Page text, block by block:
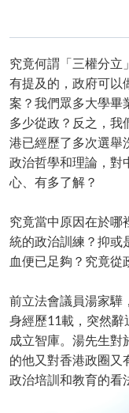
究竟何謂「三權分立
有提及的，政府可以
案？我們眾多大學畢
多少從政？反之，我
港已經歷了多次選舉
政治哲學和理論，對
心、有多了解？
究竟當中原因在於哪
統的政治訓練？抑或
血便已足夠？究竟從
前立法會議員湯家驊
身經歷11載，突然辭
成立智庫。湯先生對
的他又對香港政圈又
政治培訓和教育的看